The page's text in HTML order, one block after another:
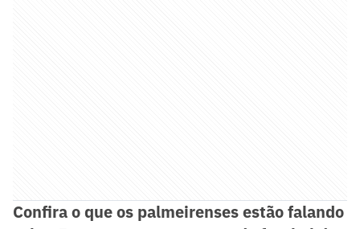
Confira o que os palmeirenses estão falando